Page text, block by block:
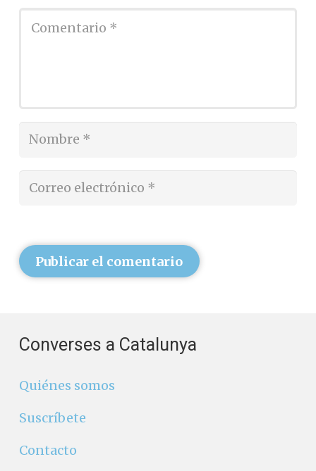
Publicar el comentario
Converses a Catalunya
Quiénes somos
Suscríbete
Contacto